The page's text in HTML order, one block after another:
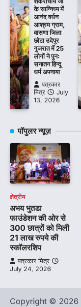
के सान्निध्य में
आनंद वर्धन
आश्रम ग्राम,
वासणा जिला
छोटा उदेपुर
गुजरात में 25
लोगों ने पुनः
सनातन हिन्दू
धर्म अपनाया
पत्रकार
मित्र
July
13, 2026
पॉपुलर न्यूज़
क्षेत्रीय
अभय भुतडा
फाउंडेशन की ओर से
300 छात्रों को मिली
21 लाख रुपये की
स्कॉलरशिप
पत्रकार मित्र
July 24, 2026
Copyright © 2026